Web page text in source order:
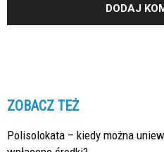
ZOBACZ TEŻ
Polisolokata – kiedy można